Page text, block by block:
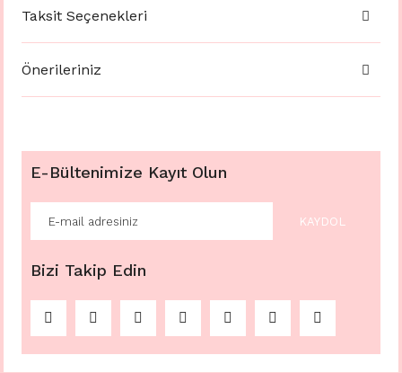
Taksit Seçenekleri
Önerileriniz
E-Bültenimize Kayıt Olun
KAYDOL
Bizi Takip Edin